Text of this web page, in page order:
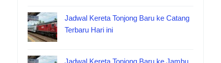
Jadwal Kereta Tonjong Baru ke Catang
Terbaru Hari ini
Jadwal Kereta Tonjong Baru ke Jambu